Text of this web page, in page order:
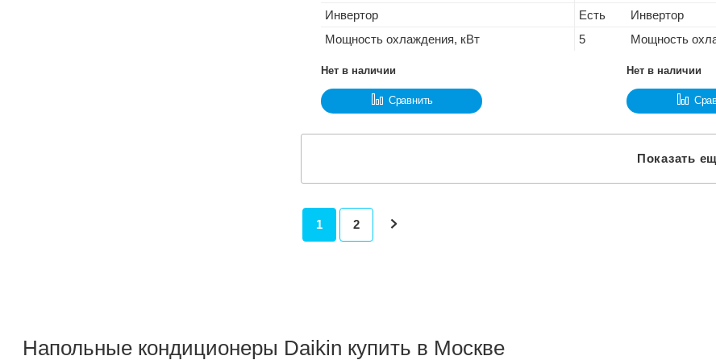
Инвертор
Есть
Мощность охлаждения, кВт
5
Нет в наличии
Сравнить
Инвертор
Мощность
Нет в наличии
Показать
1 2
Напольные кондиционеры Daikin купить в Москве